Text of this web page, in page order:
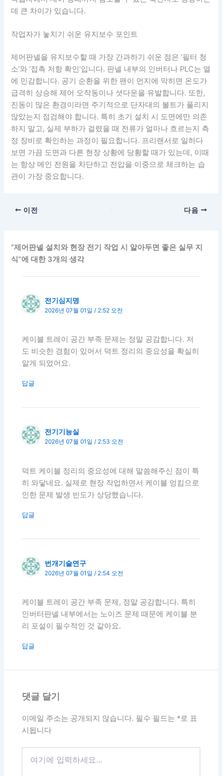
데 큰 차이가 있습니다.
작업자가 놓치기 쉬운 유지보수 포인트
제어판넬을 유지보수할 때 가장 간과하기 쉬운 점은 ‘필터 청
소’와 ‘접촉 저항 확인’입니다. 판넬 내부의 인버터나 PLC는 열
에 민감합니다. 공기 순환을 위한 팬이 먼지에 막히면 온도가
급격히 상승해 제어 오작동이나 셧다운을 유발합니다. 또한,
진동이 많은 환경이라면 주기적으로 단자대의 볼트가 풀리지
않았는지 점검해야 합니다. 특히 초기 설치 시 도면에만 의존
하지 말고, 실제 부하가 걸렸을 때 전류가 얼마나 흐르는지 측
정 장비로 확인하는 과정이 필요합니다. 프리랜서로 일하다
보면 가끔 도면과 다른 현장 상황에 당황할 때가 있는데, 이때
는 항상 메인 전원을 차단하고 전압을 이중으로 체크하는 습
관이 가장 중요합니다.
이전 다음
“제어판넬 설치와 현장 전기 작업 시 알아두면 좋은 실무 지
식”에 대한 3개의 생각
전기심지명
2026년 07월 01일 / 2:52 오전
케이블 트레이 공간 부족 문제는 정말 공감합니다. 저
도 비슷한 경험이 있어서 덕트 정리의 중요성을 확실히
알게 되었어요.
답글
전기기능실
2026년 07월 01일 / 2:53 오전
덕트 케이블 정리의 중요성에 대해 말씀해주신 점이 특
히 와닿네요. 실제로 현장 작업하면서 케이블 엉킴으로
인한 문제 발생 빈도가 상당했습니다.
답글
번개기술연구
2026년 07월 01일 / 2:54 오전
케이블 트레이 공간 부족 문제, 정말 공감합니다. 특히
인버터판넬 내부에서는 노이즈 문제 때문에 케이블 분
리 포설이 필수적인 것 같아요.
답글
댓글 달기
이메일 주소는 공개되지 않습니다. 필수 필드는 *로 표
시됩니다